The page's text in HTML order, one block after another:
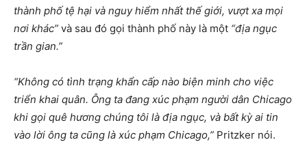
thành phố tệ hại và nguy hiểm nhất thế giới, vượt xa mọi
nơi khác” và sau đó gọi thành phố này là một “địa ngục
trần gian.”
“Không có tình trạng khẩn cấp nào biện minh cho việc
triển khai quân. Ông ta đang xúc phạm người dân Chicago
khi gọi quê hương chúng tôi là địa ngục, và bất kỳ ai tin
vào lời ông ta cũng là xúc phạm Chicago,” Pritzker nói.